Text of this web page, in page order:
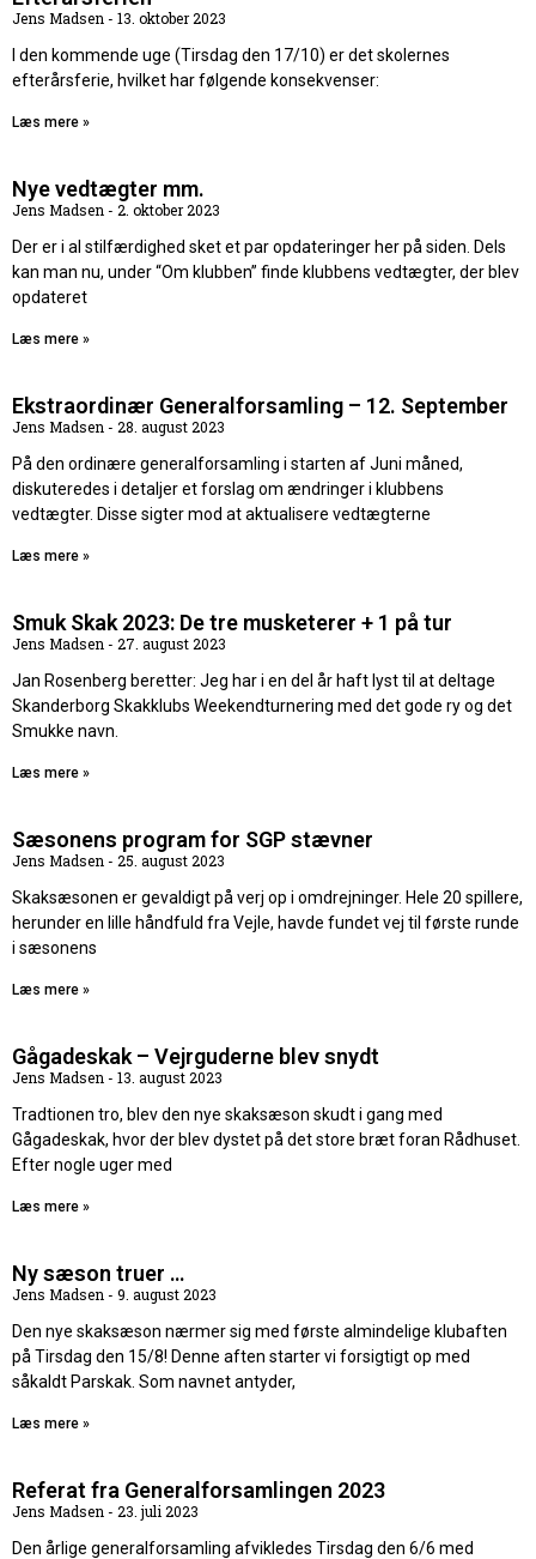
Jens Madsen
13. oktober 2023
I den kommende uge (Tirsdag den 17/10) er det skolernes
efterårsferie, hvilket har følgende konsekvenser:
Læs mere »
Nye vedtægter mm.
Jens Madsen
2. oktober 2023
Der er i al stilfærdighed sket et par opdateringer her på siden. Dels
kan man nu, under “Om klubben” finde klubbens vedtægter, der blev
opdateret
Læs mere »
Ekstraordinær Generalforsamling – 12. September
Jens Madsen
28. august 2023
På den ordinære generalforsamling i starten af Juni måned,
diskuteredes i detaljer et forslag om ændringer i klubbens
vedtægter. Disse sigter mod at aktualisere vedtægterne
Læs mere »
Smuk Skak 2023: De tre musketerer + 1 på tur
Jens Madsen
27. august 2023
Jan Rosenberg beretter: Jeg har i en del år haft lyst til at deltage
Skanderborg Skakklubs Weekendturnering med det gode ry og det
Smukke navn.
Læs mere »
Sæsonens program for SGP stævner
Jens Madsen
25. august 2023
Skaksæsonen er gevaldigt på verj op i omdrejninger. Hele 20 spillere,
herunder en lille håndfuld fra Vejle, havde fundet vej til første runde
i sæsonens
Læs mere »
Gågadeskak – Vejrguderne blev snydt
Jens Madsen
13. august 2023
Tradtionen tro, blev den nye skaksæson skudt i gang med
Gågadeskak, hvor der blev dystet på det store bræt foran Rådhuset.
Efter nogle uger med
Læs mere »
Ny sæson truer …
Jens Madsen
9. august 2023
Den nye skaksæson nærmer sig med første almindelige klubaften
på Tirsdag den 15/8! Denne aften starter vi forsigtigt op med
såkaldt Parskak. Som navnet antyder,
Læs mere »
Referat fra Generalforsamlingen 2023
Jens Madsen
23. juli 2023
Den årlige generalforsamling afvikledes Tirsdag den 6/6 med